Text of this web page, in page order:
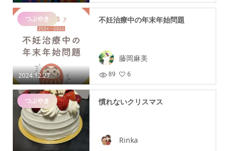
2024.12.27
つぶやき 不妊治療中の年末年始問題
藤岡麻美
89 6
つぶやき 慣れないクリスマス
Rinka